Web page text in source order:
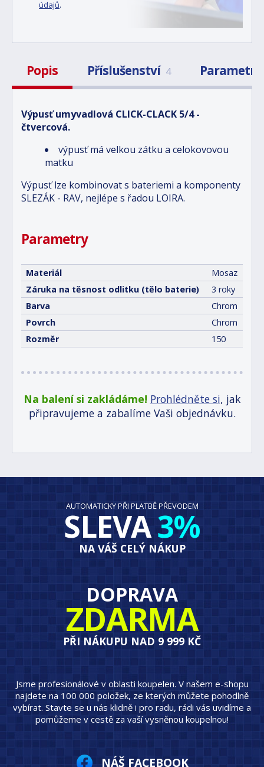
údajů.
Popis Příslušenství 4 Parametry
Výpusť umyvadlová CLICK-CLACK 5/4 -
čtvercová.
výpusť má velkou zátku a celokovovou
matku
Výpusť lze kombinovat s bateriemi a komponenty
SLEZÁK - RAV, nejlépe s řadou LOIRA.
Parametry
Materiál
Mosaz
Záruka na těsnost odlitku (tělo baterie)
3 roky
Barva
Chrom
Povrch
Chrom
Rozměr
150
Na balení si zakládáme! Prohlédněte si, jak
připravujeme a zabalíme Vaši objednávku.
AUTOMATICKY PŘI PLATBĚ PŘEVODEM
SLEVA3%
NA VÁŠ CELÝ NÁKUP
DOPRAVA
ZDARMA
PŘI NÁKUPU NAD 9 999 KČ
Jsme profesionálové v oblasti koupelen. V našem e-shopu
najdete na 100 000 položek, ze kterých můžete pohodlně
vybírat. Stavte se u nás klidně i pro radu, rádi vás uvidíme a
pomůžeme v cestě za vaší vysněnou koupelnou!
NÁŠ FACEBOOK